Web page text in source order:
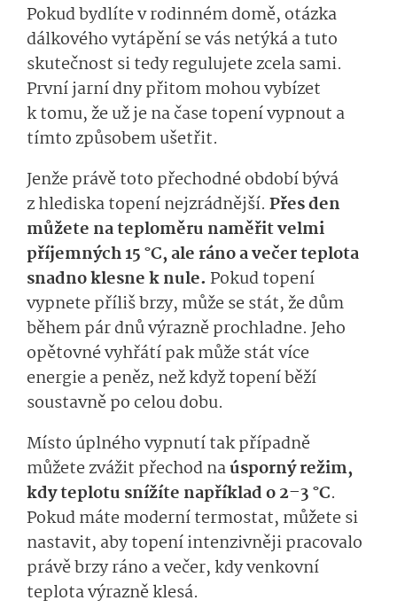
Pokud bydlíte v rodinném domě, otázka
dálkového vytápění se vás netýká a tuto
skutečnost si tedy regulujete zcela sami.
První jarní dny přitom mohou vybízet
k tomu, že už je na čase topení vypnout a
tímto způsobem ušetřit.
Jenže právě toto přechodné období bývá
z hlediska topení nejzrádnější. Přes den
můžete na teploměru naměřit velmi
příjemných 15 °C, ale ráno a večer teplota
snadno klesne k nule. Pokud topení
vypnete příliš brzy, může se stát, že dům
během pár dnů výrazně prochladne. Jeho
opětovné vyhřátí pak může stát více
energie a peněz, než když topení běží
soustavně po celou dobu.
Místo úplného vypnutí tak případně
můžete zvážit přechod naúsporný režim,
kdy teplotu snížíte například o 2–3 °C.
Pokud máte moderní termostat, můžete si
nastavit, aby topení intenzivněji pracovalo
právě brzy ráno a večer, kdy venkovní
teplota výrazně klesá.